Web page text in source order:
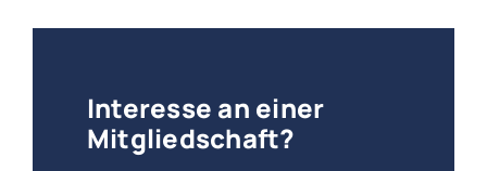
Interesse an einer
Mitgliedschaft?